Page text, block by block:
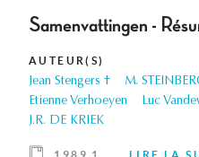
Samenvattingen -
AUTEUR(S)
Jean Stengers † M.
Etienne Verhoeyen
Luc
J.R. DE KRIEK